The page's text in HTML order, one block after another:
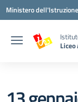
Vai ai contenuti
Vai al menu di
Vai al footer
Ministero